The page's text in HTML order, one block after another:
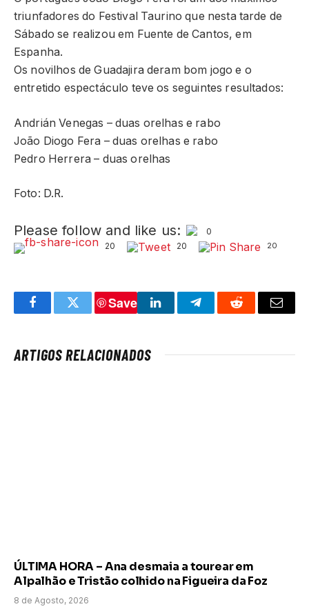
triunfadores do Festival Taurino que nesta tarde de
Sábado se realizou em Fuente de Cantos, em
Espanha.
Os novilhos de Guadajira deram bom jogo e o
entretido espectáculo teve os seguintes resultados:
Andrián Venegas – duas orelhas e rabo
João Diogo Fera – duas orelhas e rabo
Pedro Herrera – duas orelhas
Foto: D.R.
Please follow and like us:
0
20
20 20
FacebookTwitter
Save
LinkedInTelegramReddit Email
ARTIGOS RELACIONADOS
ÚLTIMA HORA – Ana desmaia a tourear em
Alpalhão e Tristão colhido na Figueira da Foz
8 de Agosto, 2026